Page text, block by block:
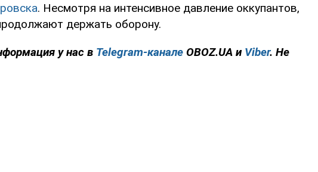
. Несмотря на интенсивное давление оккупантов,
держать оборону.
у нас в Telegram-канале OBOZ.UA и Viber. Не